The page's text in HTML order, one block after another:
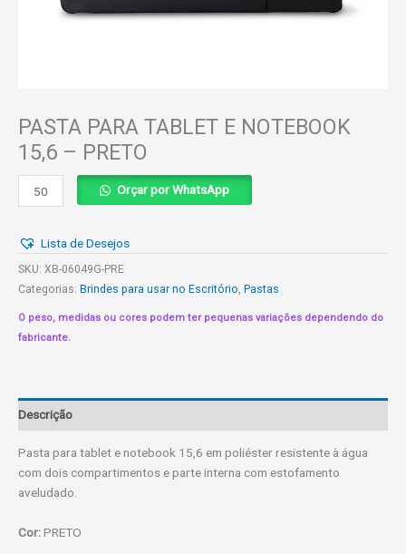
PASTA PARA TABLET E NOTEBOOK
15,6 – PRETO
PASTA
PARA
E
NOTEBOOK
15,6
PRETO
quantidade
Orçar por WhatsApp
Lista de Desejos
SKU: XB-06049G-PRE
Categorias: Brindes para usar no Escritório, Pastas
O peso, medidas ou cores podem ter pequenas variações dependendo do
fabricante.
Descrição
Pasta para tablet e notebook 15,6 em poliéster resistente à água
com dois compartimentos e parte interna com estofamento
aveludado.
Cor:PRETO